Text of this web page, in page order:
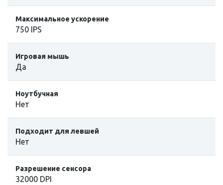
Максимальное ускорение
750 IPS
Игровая мышь
Да
Ноутбучная
Нет
Подходит для левшей
Нет
Разрешение сенсора
32000 DPI